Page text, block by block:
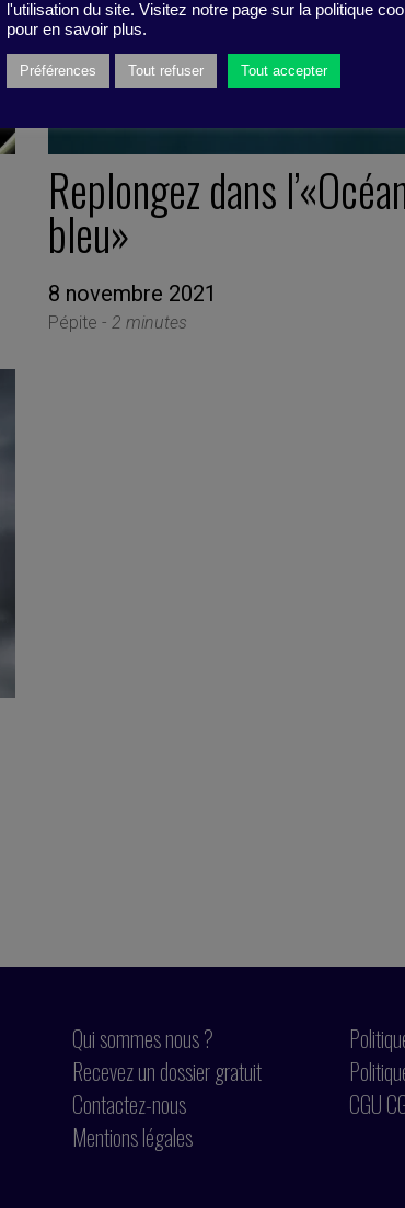
Replongez dans
bleu»
8 novembre 2021
Pépite - 2 minutes
Qui sommes nous ?
Recevez un dossier gratuit
Contactez-nous
Mentions légales
CGU
l'utilisation du site. Visitez notre page sur la politique
pour en savoir plus.
Préférences Tout refuser Tout accepter